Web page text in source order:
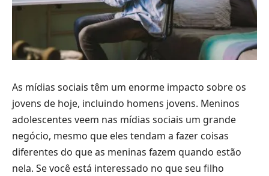
As mídias sociais têm um enorme impacto sobre os
jovens de hoje, incluindo homens jovens. Meninos
adolescentes veem nas mídias sociais um grande
negócio, mesmo que eles tendam a fazer coisas
diferentes do que as meninas fazem quando estão
nela. Se você está interessado no que seu filho